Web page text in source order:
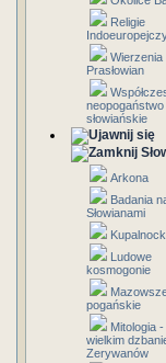
Religie
Wierzenia
Prasłowian
neopogaństwo
słowiańskie
Arkona
Badania
Słowianami
Ludowe
kosmogonie
pogańskie
Mitologia
wielkim
Zerywanów